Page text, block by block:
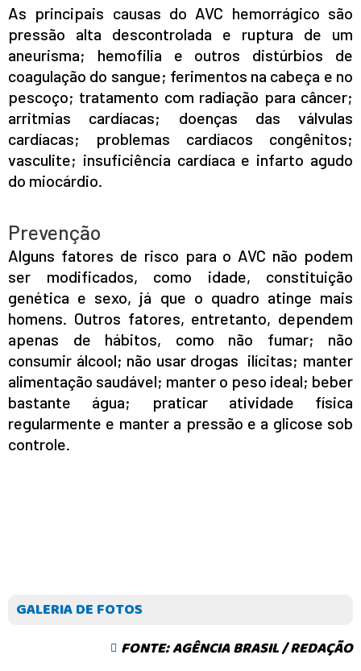
As principais causas do AVC hemorrágico são
pressão alta descontrolada e ruptura de um
aneurisma; hemofilia e outros distúrbios de
coagulação do sangue; ferimentos na cabeça e no
pescoço; tratamento com radiação para câncer;
arritmias cardíacas; doenças das válvulas
cardíacas; problemas cardíacos congênitos;
vasculite; insuficiência cardíaca e infarto agudo
do miocárdio.
Prevenção
Alguns fatores de risco para o AVC não podem
ser modificados, como idade, constituição
genética e sexo, já que o quadro atinge mais
homens. Outros fatores, entretanto, dependem
apenas de hábitos, como não fumar; não
consumir álcool; não usar drogas ilícitas; manter
alimentação saudável; manter o peso ideal; beber
bastante água; praticar atividade física
regularmente e manter a pressão e a glicose sob
controle.
GALERIA DE FOTOS
FONTE: AGÊNCIA BRASIL / REDAÇÃO
INICIO
AGRONEGÓCIO
BRASIL
SAÚDE
MATO GROSSO
POLÍCIA
POLÍTICA
VARIEDADES
BALCÃO DE EMPREGOS